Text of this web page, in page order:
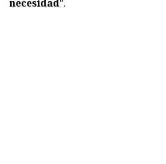
necesidad".